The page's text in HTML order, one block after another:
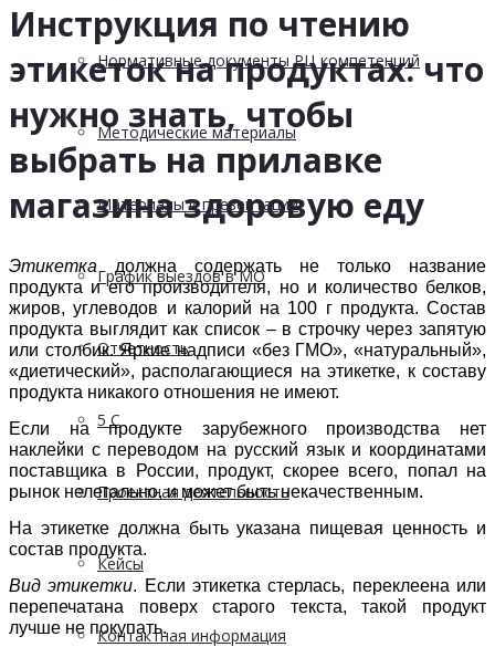
Нормативные документы РЦ компетенций
Методические материалы
Материалы и презентации
График выездов в МО
Отчетность
5 С
Проектная деятельность
Кейсы
Контактная информация
Инструкция по чтению
этикеток на продуктах: что
нужно знать, чтобы
выбрать на прилавке
магазина здоровую еду
Этикетка должна содержать не только название
продукта и его производителя, но и количество белков,
жиров, углеводов и калорий на 100 г продукта. Состав
продукта выглядит как список – в строчку через запятую
или столбик. Яркие надписи «без ГМО», «натуральный»,
«диетический», располагающиеся на этикетке, к составу
продукта никакого отношения не имеют.
Если на продукте зарубежного производства нет
наклейки с переводом на русский язык и координатами
поставщика в России, продукт, скорее всего, попал на
рынок нелегально, и может быть некачественным.
На этикетке должна быть указана пищевая ценность и
состав продукта.
Вид этикетки. Если этикетка стерлась, переклеена или
перепечатана поверх старого текста, такой продукт
лучше не покупать.